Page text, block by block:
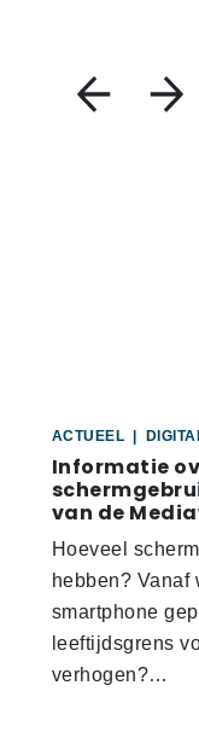
ACTUEEL
Informatie
van de
Hoeveel
hebben?
smartphone
leeftijdsgrens
verhogen?…